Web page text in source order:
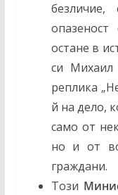
безличие,
остане в
си
реплика
й на дело,
само от
но и от
граждани.
Този